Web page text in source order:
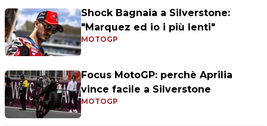
Shock Bagnaia a Silverstone:
"Marquez ed io i più lenti"
MOTOGP
Focus MotoGP: perchè Aprilia
vince facile a Silverstone
MOTOGP